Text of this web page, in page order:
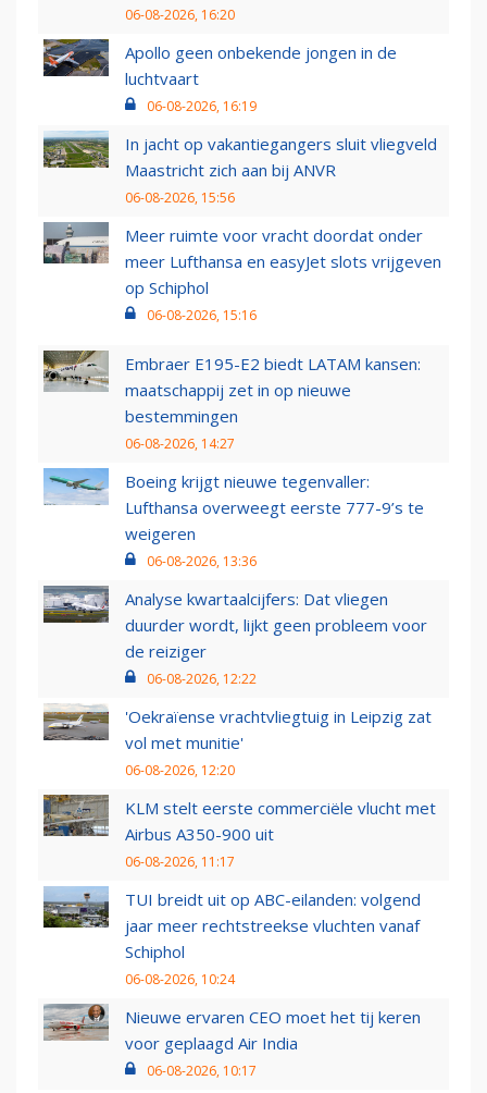
06-08-2026, 16:20
Apollo geen onbekende jongen in de
luchtvaart
06-08-2026, 16:19
In jacht op vakantiegangers sluit vliegveld
Maastricht zich aan bij ANVR
06-08-2026, 15:56
Meer ruimte voor vracht doordat onder
meer Lufthansa en easyJet slots vrijgeven
op Schiphol
06-08-2026, 15:16
Embraer E195-E2 biedt LATAM kansen:
maatschappij zet in op nieuwe
bestemmingen
06-08-2026, 14:27
Boeing krijgt nieuwe tegenvaller:
Lufthansa overweegt eerste 777-9’s te
weigeren
06-08-2026, 13:36
Analyse kwartaalcijfers: Dat vliegen
duurder wordt, lijkt geen probleem voor
de reiziger
06-08-2026, 12:22
'Oekraïense vrachtvliegtuig in Leipzig zat
vol met munitie'
06-08-2026, 12:20
KLM stelt eerste commerciële vlucht met
Airbus A350-900 uit
06-08-2026, 11:17
TUI breidt uit op ABC-eilanden: volgend
jaar meer rechtstreekse vluchten vanaf
Schiphol
06-08-2026, 10:24
Nieuwe ervaren CEO moet het tij keren
voor geplaagd Air India
06-08-2026, 10:17